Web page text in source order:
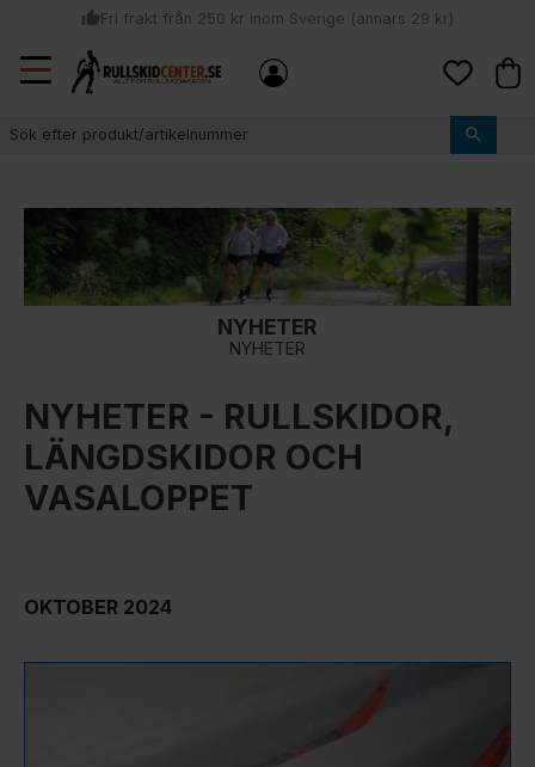
Meny
thumb_upFri frakt från 250 kr inom Sverige (annars 29 kr)
local_shipping
Sommar: Beställ innan kl 11:00 (mån-ons) och vi skickar lagervaror
samma dag
NYHETER
NYHETER
NYHETER - RULLSKIDOR,
LÄNGDSKIDOR OCH
VASALOPPET
OKTOBER 2024